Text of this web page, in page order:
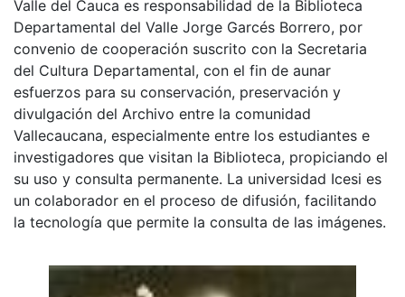
Valle del Cauca es responsabilidad de la Biblioteca
Departamental del Valle Jorge Garcés Borrero, por
convenio de cooperación suscrito con la Secretaria
del Cultura Departamental, con el fin de aunar
esfuerzos para su conservación, preservación y
divulgación del Archivo entre la comunidad
Vallecaucana, especialmente entre los estudiantes e
investigadores que visitan la Biblioteca, propiciando el
su uso y consulta permanente. La universidad Icesi es
un colaborador en el proceso de difusión, facilitando
la tecnología que permite la consulta de las imágenes.